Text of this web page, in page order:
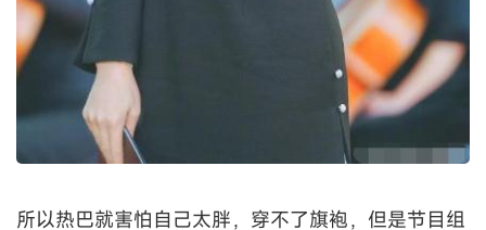
所以热巴就害怕自己太胖，穿不了旗袍，但是节目组